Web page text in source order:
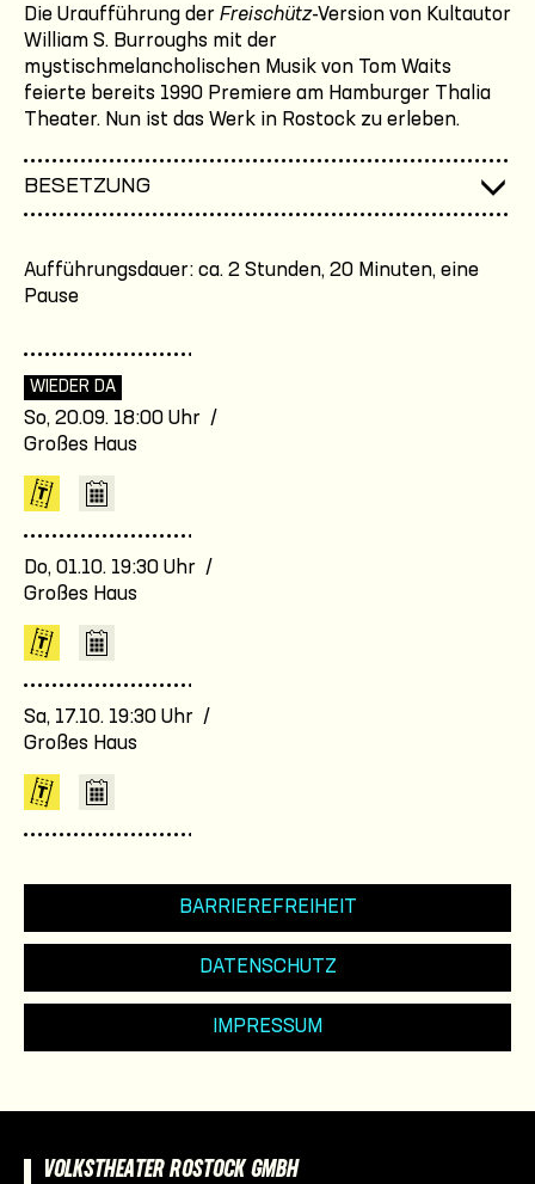
Die Uraufführung der Freischütz-Version von Kultautor
William S. Burroughs mit der
mystischmelancholischen Musik von Tom Waits
feierte bereits 1990 Premiere am Hamburger Thalia
Theater. Nun ist das Werk in Rostock zu erleben.
BESETZUNG
Aufführungsdauer: ca. 2 Stunden, 20 Minuten, eine
Pause
WIEDER DA
So, 20.09. 18:00 Uhr /
Großes Haus
Do, 01.10. 19:30 Uhr /
Großes Haus
Sa, 17.10. 19:30 Uhr /
Großes Haus
BARRIEREFREIHEIT
DATENSCHUTZ
IMPRESSUM
VOLKSTHEATER ROSTOCK GMBH